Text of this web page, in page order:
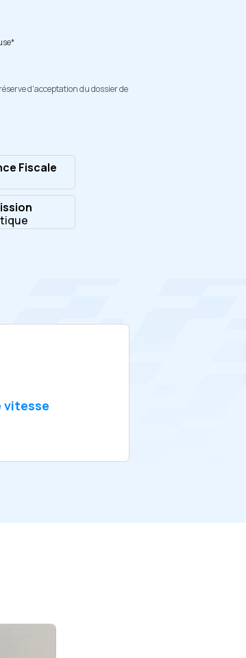
d'acceptation du dossier de
Fiscale
vitesse